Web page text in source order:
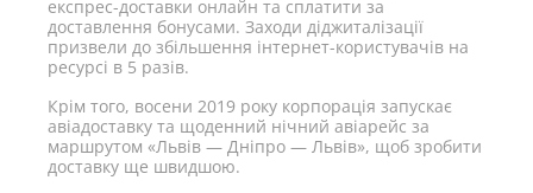
експрес-доставки онлайн та сплатити за
доставлення бонусами. Заходи діджиталізації
призвели до збільшення інтернет-користувачів на
ресурсі в 5 разів.
Крім того, восени 2019 року корпорація запускає
авіадоставку та щоденний нічний авіарейс за
маршрутом «Львів — Дніпро — Львів», щоб зробити
доставку ще швидшою.